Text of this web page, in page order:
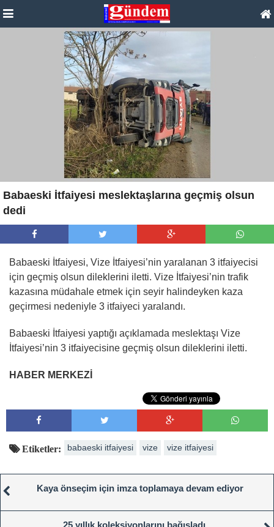
Babaeski İtfaiyesi meslektaşlarına geçmiş olsun
dedi
Babaeski İtfaiyesi, Vize İtfaiyesi’nin yaralanan 3 itfaiyecisi
için geçmiş olsun dileklerini iletti. Vize İtfaiyesi’nin trafik
kazasına müdahale etmek için seyir halindeyken kaza
geçirmesi nedeniyle 3 itfaiyeci yaralandı.
Babaeski İtfaiyesi yaptığı açıklamada meslektaşı Vize
İtfaiyesi’nin 3 itfaiyecisine geçmiş olsun dileklerini iletti.
HABER MERKEZİ
Etiketler: babaeski itfaiyesi vize vize itfaiyesi
Kaya önseçim için imza toplamaya devam ediyor
25 yıllık koleksiyonlarını bağışladı